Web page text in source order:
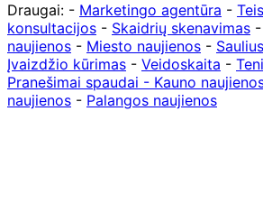
Draugai: - Marketingo agentūra -
konsultacijos - Skaidrių skenavimas -
naujienos - Miesto naujienos -
Įvaizdžio kūrimas - Veidoskaita -
Pranešimai spaudai - Kauno
naujienos - Palangos naujienos